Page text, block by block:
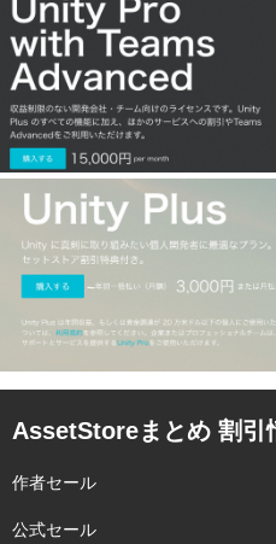
AssetStoreまとめ 割引
作者セール
公式セール